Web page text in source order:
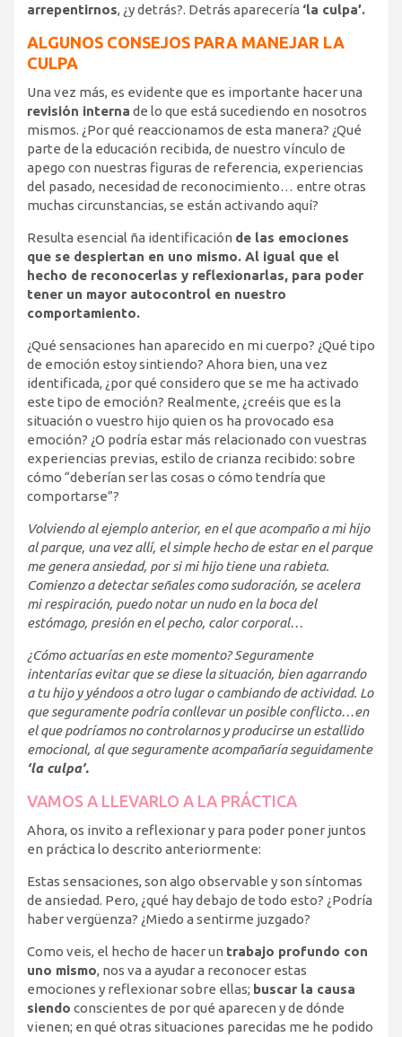
arrepentirnos, ¿y detrás?. Detrás aparecería ‘la culpa’.
ALGUNOS CONSEJOS PARA MANEJAR LA
CULPA
Una vez más, es evidente que es importante hacer una
revisión interna de lo que está sucediendo en nosotros
mismos. ¿Por qué reaccionamos de esta manera? ¿Qué
parte de la educación recibida, de nuestro vínculo de
apego con nuestras figuras de referencia, experiencias
del pasado, necesidad de reconocimiento… entre otras
muchas circunstancias, se están activando aquí?
Resulta esencial ña identificación de las emociones
que se despiertan en uno mismo. Al igual que el
hecho de reconocerlas y reflexionarlas, para poder
tener un mayor autocontrol en nuestro
comportamiento.
¿Qué sensaciones han aparecido en mi cuerpo? ¿Qué tipo
de emoción estoy sintiendo? Ahora bien, una vez
identificada, ¿por qué considero que se me ha activado
este tipo de emoción? Realmente, ¿creéis que es la
situación o vuestro hijo quien os ha provocado esa
emoción? ¿O podría estar más relacionado con vuestras
experiencias previas, estilo de crianza recibido: sobre
cómo “deberían ser las cosas o cómo tendría que
comportarse”?
Volviendo al ejemplo anterior, en el que acompaño a mi hijo
al parque, una vez allí, el simple hecho de estar en el parque
me genera ansiedad, por si mi hijo tiene una rabieta.
Comienzo a detectar señales como sudoración, se acelera
mi respiración, puedo notar un nudo en la boca del
estómago, presión en el pecho, calor corporal…
¿Cómo actuarías en este momento? Seguramente
intentarías evitar que se diese la situación, bien agarrando
a tu hijo y yéndoos a otro lugar o cambiando de actividad. Lo
que seguramente podría conllevar un posible conflicto…en
el que podríamos no controlarnos y producirse un estallido
emocional, al que seguramente acompañaría seguidamente
‘la culpa’.
VAMOS A LLEVARLO A LA PRÁCTICA
Ahora, os invito a reflexionar y para poder poner juntos
en práctica lo descrito anteriormente:
Estas sensaciones, son algo observable y son síntomas
de ansiedad. Pero, ¿qué hay debajo de todo esto? ¿Podría
haber vergüenza? ¿Miedo a sentirme juzgado?
Como veis, el hecho de hacer un trabajo profundo con
uno mismo, nos va a ayudar a reconocer estas
emociones y reflexionar sobre ellas; buscar la causa
siendo conscientes de por qué aparecen y de dónde
vienen; en qué otras situaciones parecidas me he podido